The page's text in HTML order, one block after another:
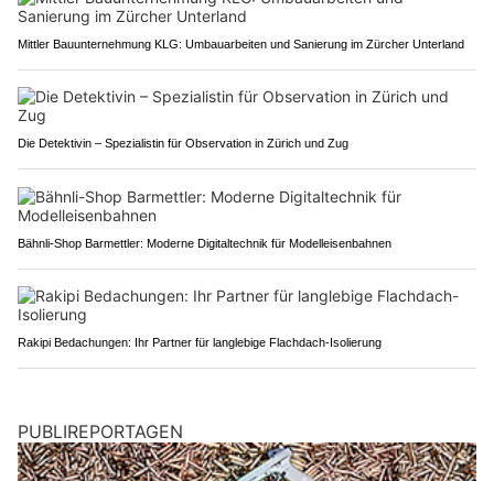
Mittler Bauunternehmung KLG: Umbauarbeiten und Sanierung im Zürcher Unterland
Die Detektivin – Spezialistin für Observation in Zürich und Zug
Bähnli-Shop Barmettler: Moderne Digitaltechnik für Modelleisenbahnen
Rakipi Bedachungen: Ihr Partner für langlebige Flachdach-Isolierung
PUBLIREPORTAGEN